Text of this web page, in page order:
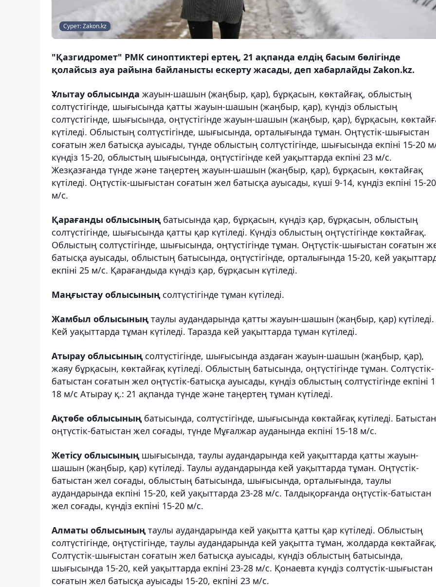
Сурет: Zakon.kz
"Қазгидромет" РМК синоптиктері ертең, 21 ақпанда елдің басым бөлігінде
қолайсыз ауа райына байланысты ескерту жасады, деп хабарлайды Zakon.kz.
Ұлытау облысында жауын-шашын (жаңбыр, қар), бұрқасын, көктайғақ, облыстың
солтүстігінде, шығысында қатты жауын-шашын (жаңбыр, қар), күндіз облыстың
солтүстігінде, шығысында, оңтүстігінде жауын-шашын (жаңбыр, қар), бұрқасын,
күтіледі. Облыстың солтүстігінде, шығысында, орталығында тұман. Оңтүстік-шығыстан
соғатын жел батысқа ауысады, түнде облыстың солтүстігінде, шығысында екпіні 15-20
күндіз 15-20, облыстың шығысында, оңтүстігінде кей уақыттарда екпіні 23 м/с.
Жезқазғанда түнде және таңертең жауын-шашын (жаңбыр, қар), бұрқасын, көктайғақ
күтіледі. Оңтүстік-шығыстан соғатын жел батысқа ауысады, күші 9-14, күндіз екпіні 15-20
м/с.
Қарағанды облысының батысында қар, бұрқасын, күндіз қар, бұрқасын, облыстың
солтүстігінде, шығысында қатты қар күтіледі. Күндіз облыстың оңтүстігінде көктайғақ.
Облыстың солтүстігінде, шығысында, оңтүстігінде тұман. Оңтүстік-шығыстан соғатын
батысқа ауысады, облыстың батысында, оңтүстігінде, орталығында 15-20, кей
екпіні 25 м/с. Қарағандыда күндіз қар, бұрқасын күтіледі.
Маңғыстау облысының солтүстігінде тұман күтіледі.
Жамбыл облысының таулы аудандарында қатты жауын-шашын (жаңбыр, қар) күтіледі.
Кей уақыттарда тұман күтіледі. Таразда кей уақыттарда тұман күтіледі.
Атырау облысының солтүстігінде, шығысында аздаған жауын-шашын (жаңбыр, қар),
жаяу бұрқасын, көктайғақ күтіледі. Облыстың батысында, оңтүстігінде тұман. Солтүстік-
батыстан соғатын жел оңтүстік-батысқа ауысады, күндіз облыстың солтүстігінде екпіні
18 м/с Атырау қ.: 21 ақпанда түнде және таңертең тұман күтіледі.
Ақтөбе облысының батысында, солтүстігінде, шығысында көктайғақ күтіледі.
оңтүстік-батыстан жел соғады, түнде Мұғалжар ауданында екпіні 15-18 м/с.
Жетісу облысының шығысында, таулы аудандарында кей уақыттарда қатты жауын-
шашын (жаңбыр, қар) күтіледі. Таулы аудандарында кей уақыттарда тұман. Оңтүстік-
батыстан жел соғады, облыстың батысында, шығысында, орталығында, таулы
аудандарында екпіні 15-20, кей уақыттарда 23-28 м/с. Талдықорғанда оңтүстік-батыстан
жел соғады, күндіз екпіні 15-20 м/с.
Алматы облысының таулы аудандарында кей уақытта қатты қар күтіледі. Облыстың
солтүстігінде, оңтүстігінде, таулы аудандарында кей уақытта тұман, жолдарда
Солтүстік-шығыстан соғатын жел батысқа ауысады, күндіз облыстың батысында,
шығысында 15-20, кей уақыттарда екпіні 23-28 м/с. Қонаевта күндіз солтүстік-шығыстан
соғатын жел батысқа ауысады 15-20, екпіні 23 м/с.